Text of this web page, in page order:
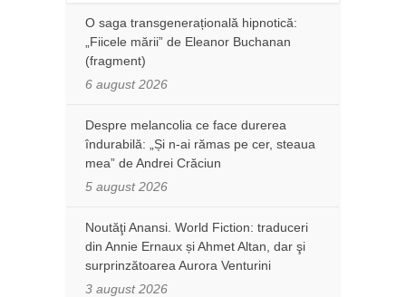
O saga transgenerațională hipnotică:
„Fiicele mării” de Eleanor Buchanan
(fragment)
6 august 2026
Despre melancolia ce face durerea
îndurabilă: „Și n-ai rămas pe cer, steaua
mea” de Andrei Crăciun
5 august 2026
Noutăţi Anansi. World Fiction: traduceri
din Annie Ernaux și Ahmet Altan, dar şi
surprinzătoarea Aurora Venturini
3 august 2026